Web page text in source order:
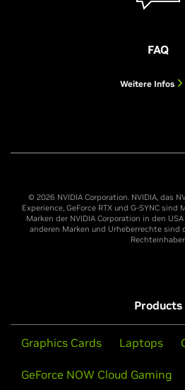
FAQ
Weitere Infos
© 2026 NVIDIA Corporation. NVIDIA, das
Experience, GeForce RTX und G-SYNC
Marken der NVIDIA Corporation in den
anderen Marken und Urheberrechte sind
Rechteinhaber.
Products
Graphics Cards Laptops
GeForce NOW Cloud Gaming